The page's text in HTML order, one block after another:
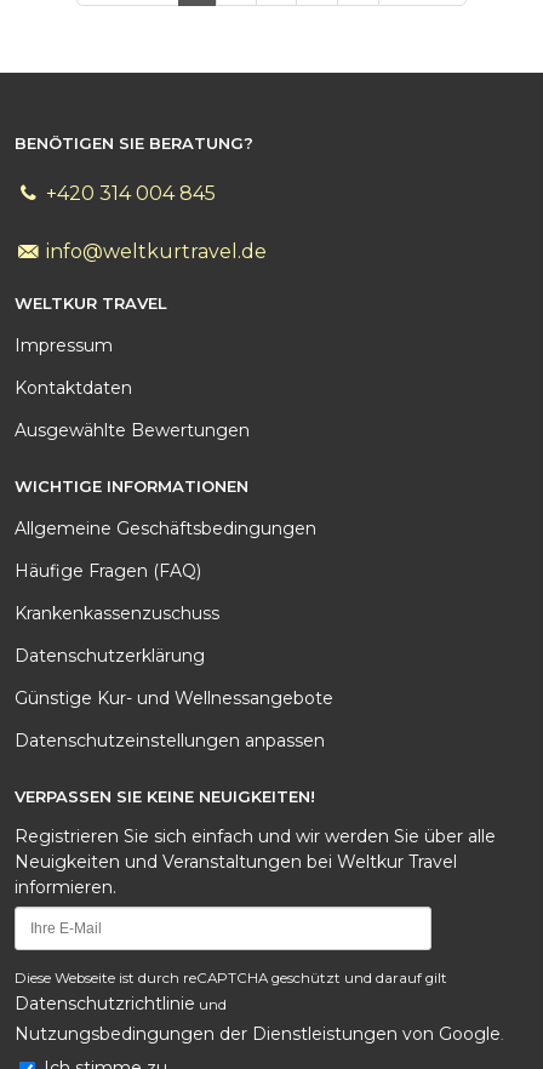
BENÖTIGEN SIE BERATUNG?
+420 314 004 845
info@weltkurtravel.de
WELTKUR TRAVEL
Impressum
Kontaktdaten
Ausgewählte Bewertungen
WICHTIGE INFORMATIONEN
Allgemeine Geschäftsbedingungen
Häufige Fragen (FAQ)
Krankenkassenzuschuss
Datenschutzerklärung
Günstige Kur- und Wellnessangebote
Datenschutzeinstellungen anpassen
VERPASSEN SIE KEINE NEUIGKEITEN!
Registrieren Sie sich einfach und wir werden Sie über alle
Neuigkeiten und Veranstaltungen bei Weltkur Travel
informieren.
Diese Webseite ist durch reCAPTCHA geschützt und darauf gilt
Datenschutzrichtlinie und
Nutzungsbedingungen der Dienstleistungen von Google.